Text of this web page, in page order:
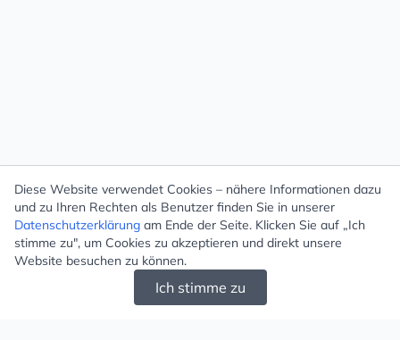
Diese Website verwendet Cookies – nähere Informationen dazu
und zu Ihren Rechten als Benutzer finden Sie in unserer
Datenschutzerklärung am Ende der Seite. Klicken Sie auf „Ich
stimme zu", um Cookies zu akzeptieren und direkt unsere
Website besuchen zu können.
Ich stimme zu